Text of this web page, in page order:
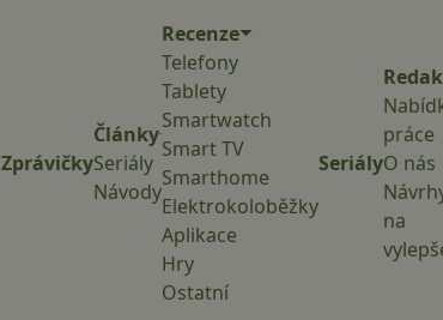
Zprávičky
Články
Seriály
Návody
Recenze
Telefony
Tablety
Smartwatch
Smart TV
Smarthome
Elektrokoloběžky
Aplikace
Hry
Ostatní
Seriály
práce
O nás
na